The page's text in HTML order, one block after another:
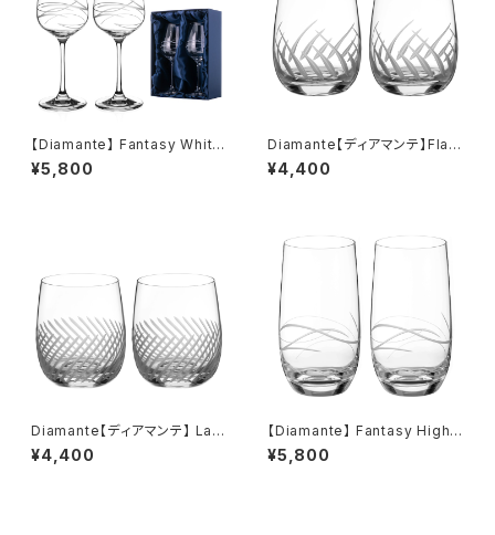
【Diamante】 Fantasy White
Wine S/2 Excellence S/2
【ディアマンテ】ファンタジー ワ
¥5,800
Diamante【ディアマンテ】Flam
e フレイム タンブラー ロックグ
ラス ペアセット
¥4,400
Diamante【ディアマンテ】 Latti
ce ラティス タンブラー ロックグ
ラス ペアセット
¥4,400
【Diamante】 Fantasy Highb
all S/2 Excellence 【ディアマ
ンテ】ファンタジー ハイボー
¥5,800